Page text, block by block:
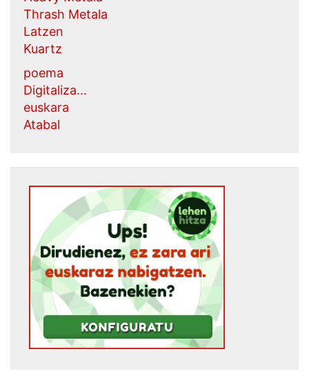
Thrash Metala
Latzen
Kuartz
poema
Digitaliza...
euskara
Atabal